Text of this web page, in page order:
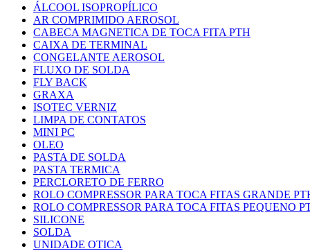
ÁLCOOL ISOPROPÍLICO
AR COMPRIMIDO AEROSOL
CABECA MAGNETICA DE TOCA FITA PTH
CAIXA DE TERMINAL
CONGELANTE AEROSOL
FLUXO DE SOLDA
FLY BACK
GRAXA
ISOTEC VERNIZ
LIMPA DE CONTATOS
MINI PC
OLEO
PASTA DE SOLDA
PASTA TERMICA
PERCLORETO DE FERRO
ROLO COMPRESSOR PARA TOCA FITAS GRANDE
ROLO COMPRESSOR PARA TOCA FITAS PEQUENO
SILICONE
SOLDA
UNIDADE OTICA